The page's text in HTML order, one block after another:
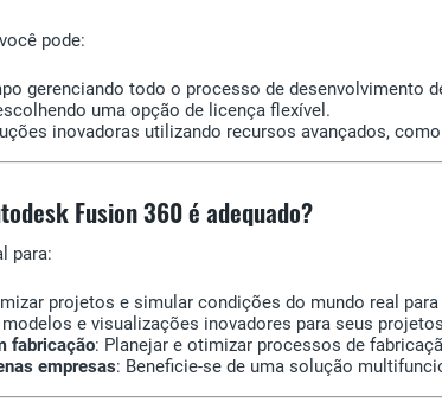
pode:
gerenciando todo o processo de desenvolvimento
uma opção de licença flexível.
inovadoras utilizando recursos avançados,
Fusion 360 é adequado?
para:
projetos e simular condições do mundo real
e visualizações inovadores para seus
fabricação: Planejar e otimizar processos de
empresas: Beneficie-se de uma solução